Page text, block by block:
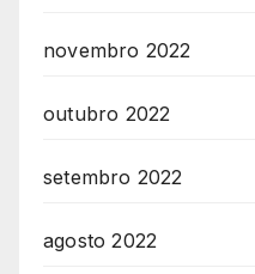
novembro 2022
outubro 2022
setembro 2022
agosto 2022